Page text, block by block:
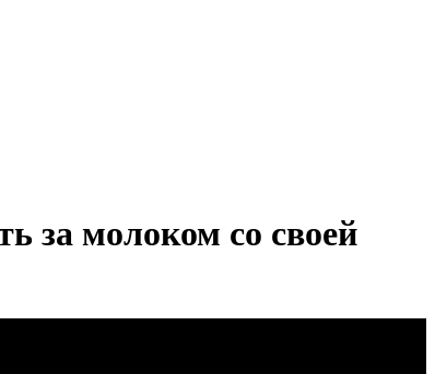
за молоком со своей